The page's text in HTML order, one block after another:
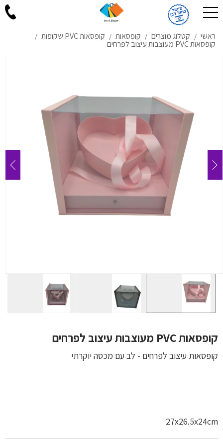
ראשי / קטלוג מוצרים / קופסאות / קופסאות PVC שקופות /
קופסאות PVC מעוצבות עיצוב לפרחים
קופסאות PVC מעוצבות עיצוב לפרחים
קופסאות עיצוב לפרחים - לב עם מכסה יוקרתי
27x26.5x24cm